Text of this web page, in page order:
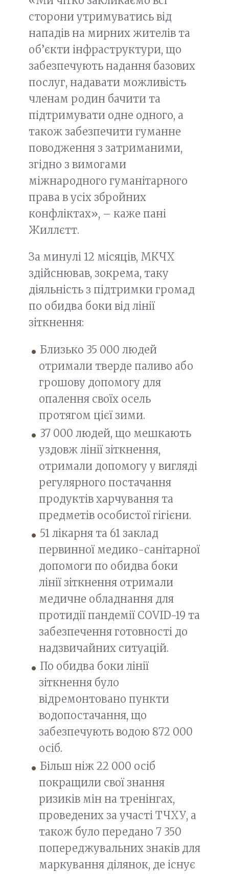
сторони утримуватись від
нападів на мирних жителів та
об’єкти інфраструктури, що
забезпечують надання базових
послуг, надавати можливість
членам родин бачити та
підтримувати одне одного, а
також забезпечити гуманне
поводження з затриманими,
згідно з вимогами
міжнародного гуманітарного
права в усіх збройних
конфліктах», – каже пані
Жиллєтт.
За минулі 12 місяців, МКЧХ
здійснював, зокрема, таку
діяльність з підтримки громад
по обидва боки від лінії
зіткнення:
Близько 35 000 людей
отримали тверде паливо або
грошову допомогу для
опалення своїх осель
протягом цієї зими.
37 000 людей, що мешкають
уздовж лінії зіткнення,
отримали допомогу у вигляді
регулярного постачання
продуктів харчування та
предметів особистої гігієни.
51 лікарня та 61 заклад
первинної медико-санітарної
допомоги по обидва боки
лінії зіткнення отримали
медичне обладнання для
протидії пандемії COVID-19 та
забезпечення готовності до
надзвичайних ситуацій.
По обидва боки лінії
зіткнення було
відремонтовано пункти
водопостачання, що
забезпечують водою 872 000
осіб.
Більш ніж 22 000 осіб
покращили свої знання
ризиків мін на тренінгах,
проведених за участі ТЧХУ, а
також було передано 7 350
попереджувальних знаків для
маркування ділянок, де існує